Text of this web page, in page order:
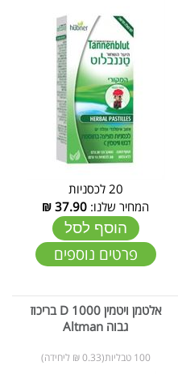
20 לכסניות
המחיר שלנו: 37.90
₪
הוסף לסל
פרטים נוספים
אלטמן ויטמין D 1000 בריכוז
גבוה Altman
100 טבליות(0.33 ₪ ליחידה)